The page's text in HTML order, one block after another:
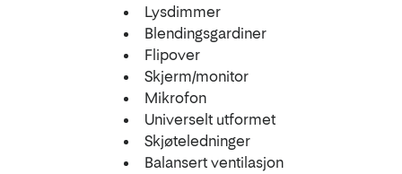
Lysdimmer
Blendingsgardiner
Flipover
Skjerm/monitor
Mikrofon
Universelt utformet
Skjøteledninger
Balansert ventilasjon